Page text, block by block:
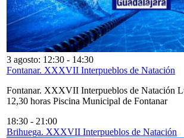
3 agosto: 12:30 - 14:30
Fontanar. XXXVII Interpueblos de Natación
Fontanar. XXXVII Interpueblos de Natación
12,30 horas Piscina Municipal de Fontanar
18:30 - 21:00
Brihuega. XXXVII Interpueblos de Natación